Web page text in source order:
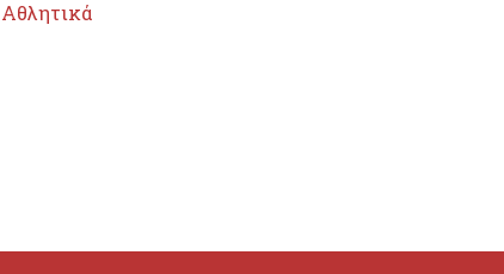
Αθλητικά